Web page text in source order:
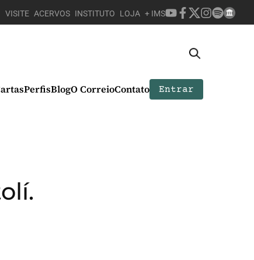
VISITE ACERVOS INSTITUTO LOJA + IMS
PerfisBlogO CorreioContato Entrar